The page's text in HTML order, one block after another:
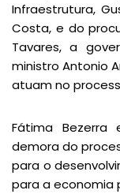
Infraestrutura,
Costa, e do
Tavares, a
ministro Antonio
atuam no
Fátima Bezerra
demora do
para o
para a economia